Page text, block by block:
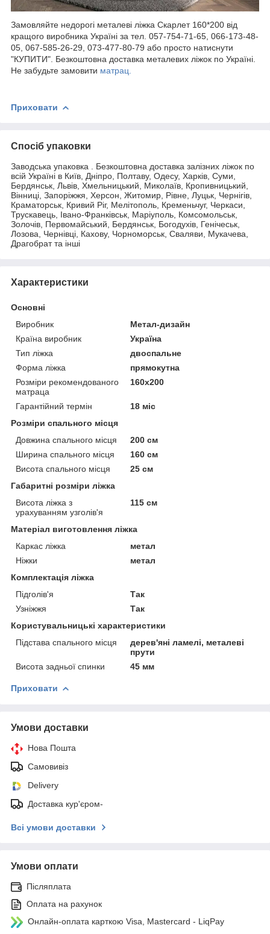
Замовляйте недорогі металеві ліжка Скарлет 160*200 від
кращого виробника Україні за тел. 057-754-71-65, 066-173-48-
05, 067-585-26-29, 073-477-80-79 або просто натиснути
"КУПИТИ". Безкоштовна доставка металевих ліжок по Україні.
Не забудьте замовити матрац.
Приховати
Спосіб упаковки
Заводська упаковка . Безкоштовна доставка залізних ліжок по
всій Україні в Київ, Дніпро, Полтаву, Одесу, Харків, Суми,
Бердянськ, Львів, Хмельницький, Миколаїв, Кропивницький,
Вінниці, Запоріжжя, Херсон, Житомир, Рівне, Луцьк, Чернігів,
Краматорськ, Кривий Ріг, Мелітополь, Кременьчуг, Черкаси,
Трускавець, Івано-Франківськ, Маріуполь, Комсомольськ,
Золочів, Первомайський, Бердянськ, Богодухів, Генічеськ,
Лозова, Чернівці, Кахову, Чорноморськ, Сваляви, Мукачева,
Драгобрат та інші
Характеристики
Основні
Виробник
Метал-дизайн
Країна виробник
Україна
Тип ліжка
двоспальне
Форма ліжка
прямокутна
Розміри рекомендованого
матраца
160х200
Гарантійний термін
18 міс
Розміри спального місця
Довжина спального місця
200 см
Ширина спального місця
160 см
Висота спального місця
25 см
Габаритні розміри ліжка
Висота ліжка з
урахуванням узголів'я
115 см
Матеріал виготовлення ліжка
Каркас ліжка
метал
Ніжки
метал
Комплектація ліжка
Підголів'я
Так
Узніжжя
Так
Користувальницькі характеристики
Підстава спального місця
дерев'яні ламелі, металеві
прути
Висота задньої спинки
45 мм
Приховати
Умови доставки
Нова Пошта
Самовивіз
Delivery
Доставка кур'єром-
Всі умови доставки
Умови оплати
Післяплата
Оплата на рахунок
Онлайн-оплата карткою Visa, Mastercard - LiqPay